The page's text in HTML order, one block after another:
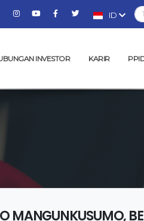
ID
INVESTOR KARIR
MANGUNKUSUMO,